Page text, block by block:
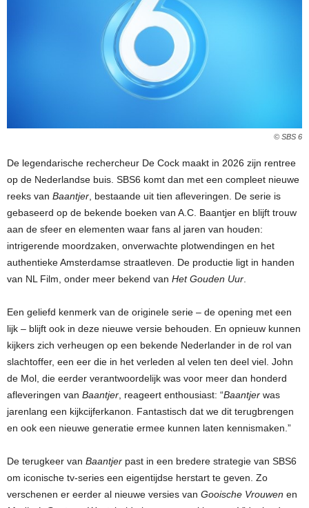
© SBS 6
De legendarische rechercheur De Cock maakt in 2026 zijn rentree
op de Nederlandse buis. SBS6 komt dan met een compleet nieuwe
reeks van Baantjer, bestaande uit tien afleveringen. De serie is
gebaseerd op de bekende boeken van A.C. Baantjer en blijft trouw
aan de sfeer en elementen waar fans al jaren van houden:
intrigerende moordzaken, onverwachte plotwendingen en het
authentieke Amsterdamse straatleven. De productie ligt in handen
van NL Film, onder meer bekend van Het Gouden Uur.
Een geliefd kenmerk van de originele serie – de opening met een
lijk – blijft ook in deze nieuwe versie behouden. En opnieuw kunnen
kijkers zich verheugen op een bekende Nederlander in de rol van
slachtoffer, een eer die in het verleden al velen ten deel viel. John
de Mol, die eerder verantwoordelijk was voor meer dan honderd
afleveringen van Baantjer, reageert enthousiast: “Baantjer was
jarenlang een kijkcijferkanon. Fantastisch dat we dit terugbrengen
en ook een nieuwe generatie ermee kunnen laten kennismaken.”
De terugkeer van Baantjer past in een bredere strategie van SBS6
om iconische tv-series een eigentijdse herstart te geven. Zo
verschenen er eerder al nieuwe versies van Gooische Vrouwen en